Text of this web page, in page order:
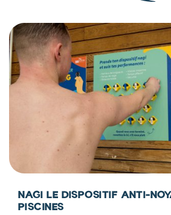
NAGI LE DISPOSITIF ANTI-
PISCINES